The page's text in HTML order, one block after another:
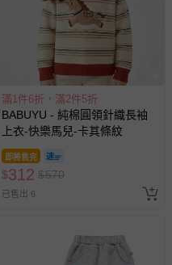
滿1件6折，滿2件5折
BABUYU - 純棉圓領針織長袖
上衣-快樂馬兒-卡其條紋
即將售完
$312 $570
已售出 6